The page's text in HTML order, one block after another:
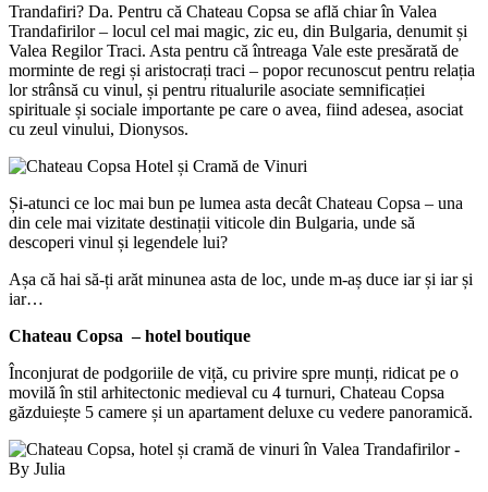
Trandafiri? Da. Pentru că Chateau Copsa se află chiar în Valea
Trandafirilor – locul cel mai magic, zic eu, din Bulgaria, denumit și
Valea Regilor Traci. Asta pentru că întreaga Vale este presărată de
morminte de regi și aristocrați traci – popor recunoscut pentru relația
lor strânsă cu vinul, și pentru ritualurile asociate semnificației
spirituale și sociale importante pe care o avea, fiind adesea, asociat
cu zeul vinului, Dionysos.
Și-atunci ce loc mai bun pe lumea asta decât Chateau Copsa – una
din cele mai vizitate destinații viticole din Bulgaria, unde să
descoperi vinul și legendele lui?
Așa că hai să-ți arăt minunea asta de loc, unde m-aș duce iar și iar și
iar…
Chateau Copsa – hotel boutique
Înconjurat de podgoriile de viță, cu privire spre munți, ridicat pe o
movilă în stil arhitectonic medieval cu 4 turnuri, Chateau Copsa
găzduiește 5 camere și un apartament deluxe cu vedere panoramică.